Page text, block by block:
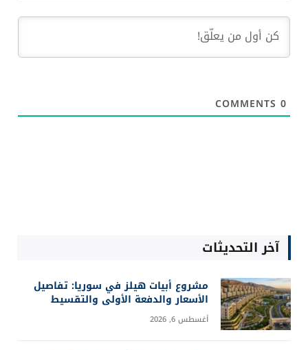
0
آخر التحديثات
مشروع أبيات هيلز في سوريا: تفاصيل
الأسعار والدفعة الأولى والتقسيط
أغسطس 6, 2026